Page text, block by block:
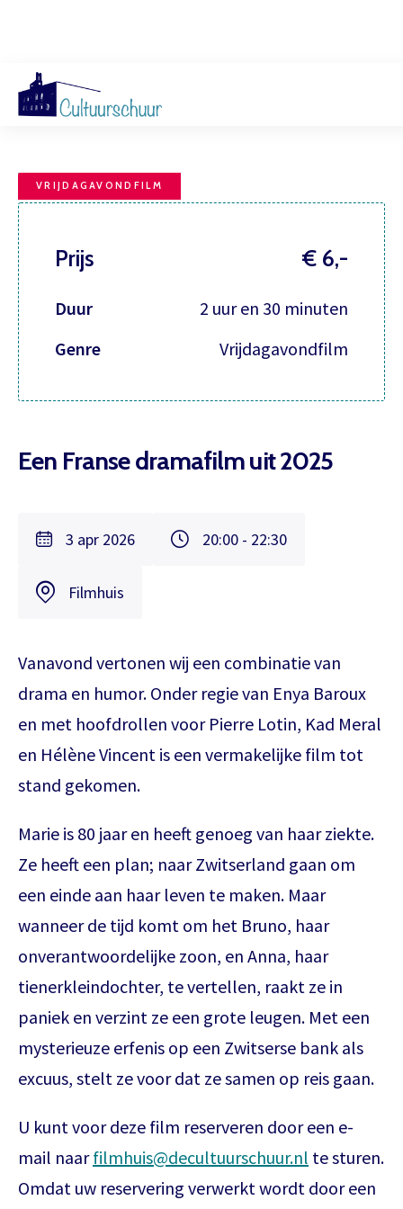
On Ira
Een Franse dramafilm uit 2025
3 apr 2026 20:00 - 22:30
Filmhuis
Vanavond vertonen wij een combinatie van
drama en humor. Onder regie van Enya Baroux
en met hoofdrollen voor Pierre Lotin, Kad Meral
en Hélène Vincent is een vermakelijke film tot
stand gekomen.
Marie is 80 jaar en heeft genoeg van haar ziekte.
Ze heeft een plan; naar Zwitserland gaan om
een einde aan haar leven te maken. Maar
wanneer de tijd komt om het Bruno, haar
onverantwoordelijke zoon, en Anna, haar
tienerkleindochter, te vertellen, raakt ze in
paniek en verzint ze een grote leugen. Met een
mysterieuze erfenis op een Zwitserse bank als
excuus, stelt ze voor dat ze samen op reis gaan.
U kunt voor deze film reserveren door een e-
mail naarfilmhuis@decultuurschuur.nl te sturen.
Omdat uw reservering verwerkt wordt door een
VRIJDAGAVONDFILM
Prijs € 6,-
Duur
2 uur en 30 minuten
Genre
Vrijdagavondfilm